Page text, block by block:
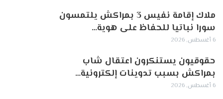
ملاك إقامة نفيس 3 بمراكش يلتمسون
سورا نباتيا للحفاظ على هوية…
6 أغسطس, 2026
حقوقيون يستنكرون اعتقال شاب
بمراكش بسبب تدوينات إلكترونية…
6 أغسطس, 2026